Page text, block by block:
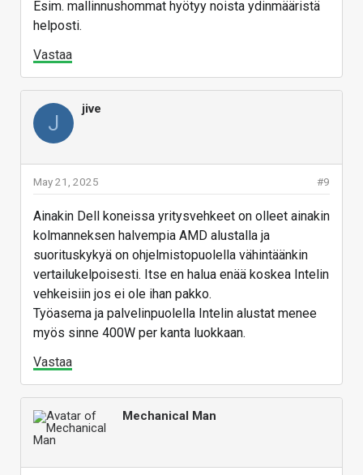
Esim. mallinnushommat hyötyy noista ydinmääristä
helposti.
Vastaa
J
jive
#9
May 21, 2025
Ainakin Dell koneissa yritysvehkeet on olleet ainakin
kolmanneksen halvempia AMD alustalla ja
suorituskykyä on ohjelmistopuolella vähintäänkin
vertailukelpoisesti. Itse en halua enää koskea Intelin
vehkeisiin jos ei ole ihan pakko.
Työasema ja palvelinpuolella Intelin alustat menee
myös sinne 400W per kanta luokkaan.
Vastaa
Mechanical Man